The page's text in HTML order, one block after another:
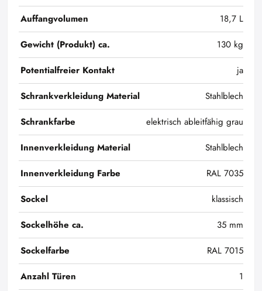
Auffangvolumen
18,7 L
Gewicht (Produkt) ca.
130 kg
Potentialfreier Kontakt
ja
Schrankverkleidung Material
Stahlblech
Schrankfarbe
elektrisch ableitfähig grau
Innenverkleidung Material
Stahlblech
Innenverkleidung Farbe
RAL 7035
Sockel
klassisch
Sockelhöhe ca.
35 mm
Sockelfarbe
RAL 7015
Anzahl Türen
1